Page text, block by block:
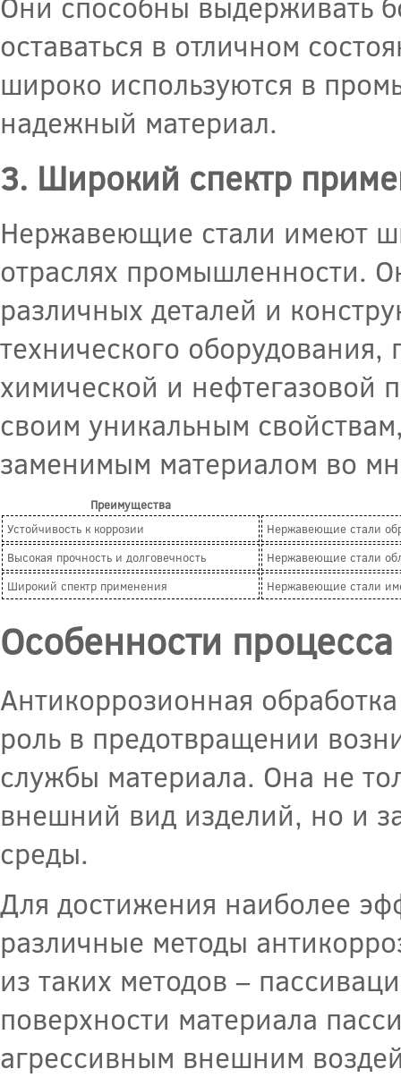
оставаться в отличном
широко используются в
надежный материал.
3. Широкий спектр
Нержавеющие стали имеют
отраслях промышленности.
различных деталей и
технического
химической и нефтегазовой
своим уникальным
заменимым материалом во
Преимущества
Устойчивость к коррозии
Нержавеющие стали
Высокая прочность и долговечность
Нержавеющие стали
Широкий спектр применения
Нержавеющие стали
Особенности
Антикоррозионная
роль в предотвращении
службы материала. Она не
внешний вид изделий, но и
среды.
Для достижения наиболее
различные методы
из таких методов –
поверхности материала
агрессивным внешним